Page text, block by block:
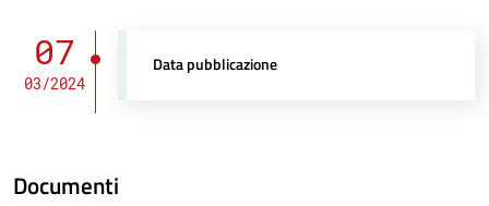
07
03/2024
Data pubblicazione
Documenti